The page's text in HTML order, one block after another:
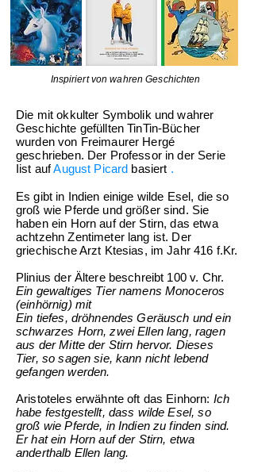
Inspiriert von wahren Geschichten
Die mit okkulter Symbolik und wahrer
Geschichte gefüllten TinTin-Bücher
wurden von Freimaurer Hergé
geschrieben. Der Professor in der Serie
Iist aufAugust Picard basiert .
Es gibt in Indien einige wilde Esel, die so
groß wie Pferde und größer sind. Sie
haben ein Horn auf der Stirn, das etwa
achtzehn Zentimeter lang ist. Der
griechische Arzt Ktesias, im Jahr 416 f.Kr.
Plinius der Ältere beschreibt 100 v. Chr.
Ein gewaltiges Tier namens Monoceros
(einhörnig) mit
Ein tiefes, dröhnendes Geräusch und ein
schwarzes Horn, zwei Ellen lang, ragen
aus der Mitte der Stirn hervor. Dieses
Tier, so sagen sie, kann nicht lebend
gefangen werden.
Aristoteles erwähnte oft das Einhorn: Ich
habe festgestellt, dass wilde Esel, so
groß wie Pferde, in Indien zu finden sind.
Er hat ein Horn auf der Stirn, etwa
anderthalb Ellen lang.